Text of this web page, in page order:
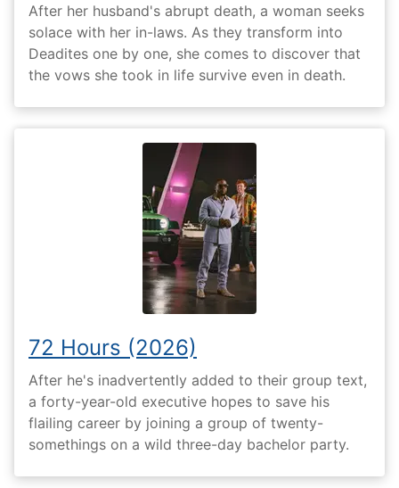
After her husband's abrupt death, a woman seeks
solace with her in-laws. As they transform into
Deadites one by one, she comes to discover that
the vows she took in life survive even in death.
72 Hours (2026)
After he's inadvertently added to their group text,
a forty-year-old executive hopes to save his
flailing career by joining a group of twenty-
somethings on a wild three-day bachelor party.